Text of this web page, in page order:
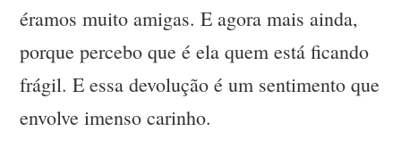
éramos muito amigas. E agora mais ainda,
porque percebo que é ela quem está ficando
frágil. E essa devolução é um sentimento que
envolve imenso carinho.